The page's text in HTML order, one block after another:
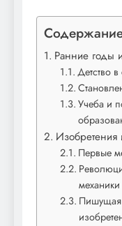
Ранние годы
Детство
Учеба и
Изобретения
Первые
механики
Пишущая